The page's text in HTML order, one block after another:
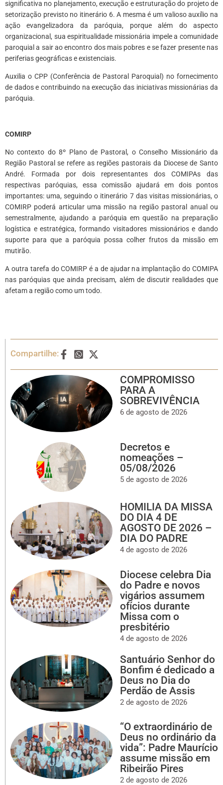
significativa no planejamento, execução e estruturação do projeto de
setorização previsto no itinerário 6. A mesma é um valioso auxílio na
ação evangelizadora da paróquia, porque além do aspecto
organizacional, sua espiritualidade missionária impele a comunidade
paroquial a sair ao encontro dos mais pobres e se fazer presente nas
periferias geográficas e existenciais.
Auxilia o CPP (Conferência de Pastoral Paroquial) no fornecimento
de dados e contribuindo na execução das iniciativas missionárias da
paróquia.
COMIRP
No contexto do 8º Plano de Pastoral, o Conselho Missionário da
Região Pastoral se refere as regiões pastorais da Diocese de Santo
André. Formada por dois representantes dos COMIPAs das
respectivas paróquias, essa comissão ajudará em dois pontos
importantes: uma, seguindo o itinerário 7 das visitas missionárias, o
COMIRP poderá articular uma missão na região pastoral anual ou
semestralmente, ajudando a paróquia em questão na preparação
logística e estratégica, formando visitadores missionários e dando
suporte para que a paróquia possa colher frutos da missão em
mutirão.
A outra tarefa do COMIRP é a de ajudar na implantação do COMIPA
nas paróquias que ainda precisam, além de discutir realidades que
afetam a região como um todo.
Compartilhe:
COMPROMISSO
PARA A
SOBREVIVÊNCIA
6 de agosto de 2026
Decretos e
nomeações –
05/08/2026
5 de agosto de 2026
HOMILIA DA MISSA
DO DIA 4 DE
AGOSTO DE 2026 –
DIA DO PADRE
4 de agosto de 2026
Diocese celebra Dia
do Padre e novos
vigários assumem
ofícios durante
Missa com o
presbitério
4 de agosto de 2026
Santuário Senhor do
Bonfim é dedicado a
Deus no Dia do
Perdão de Assis
2 de agosto de 2026
“O extraordinário de
Deus no ordinário da
vida”: Padre Maurício
assume missão em
Ribeirão Pires
2 de agosto de 2026